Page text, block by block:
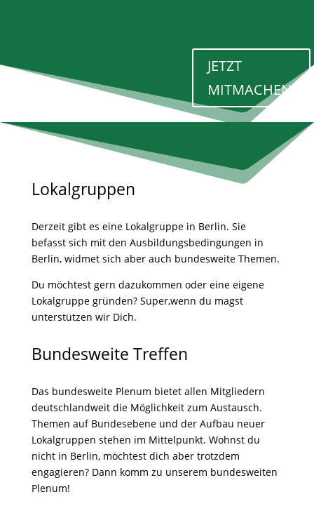
JETZT
MITMACHEN!
Lokalgruppen
Derzeit gibt es eine Lokalgruppe in Berlin. Sie
befasst sich mit den Ausbildungsbedingungen in
Berlin, widmet sich aber auch bundesweite Themen.
Du möchtest gern dazukommen oder eine eigene
Lokalgruppe gründen? Super,wenn du magst
unterstützen wir Dich.
Bundesweite Treffen
Das bundesweite Plenum bietet allen Mitgliedern
deutschlandweit die Möglichkeit zum Austausch.
Themen auf Bundesebene und der Aufbau neuer
Lokalgruppen stehen im Mittelpunkt. Wohnst du
nicht in Berlin, möchtest dich aber trotzdem
engagieren? Dann komm zu unserem bundesweiten
Plenum!